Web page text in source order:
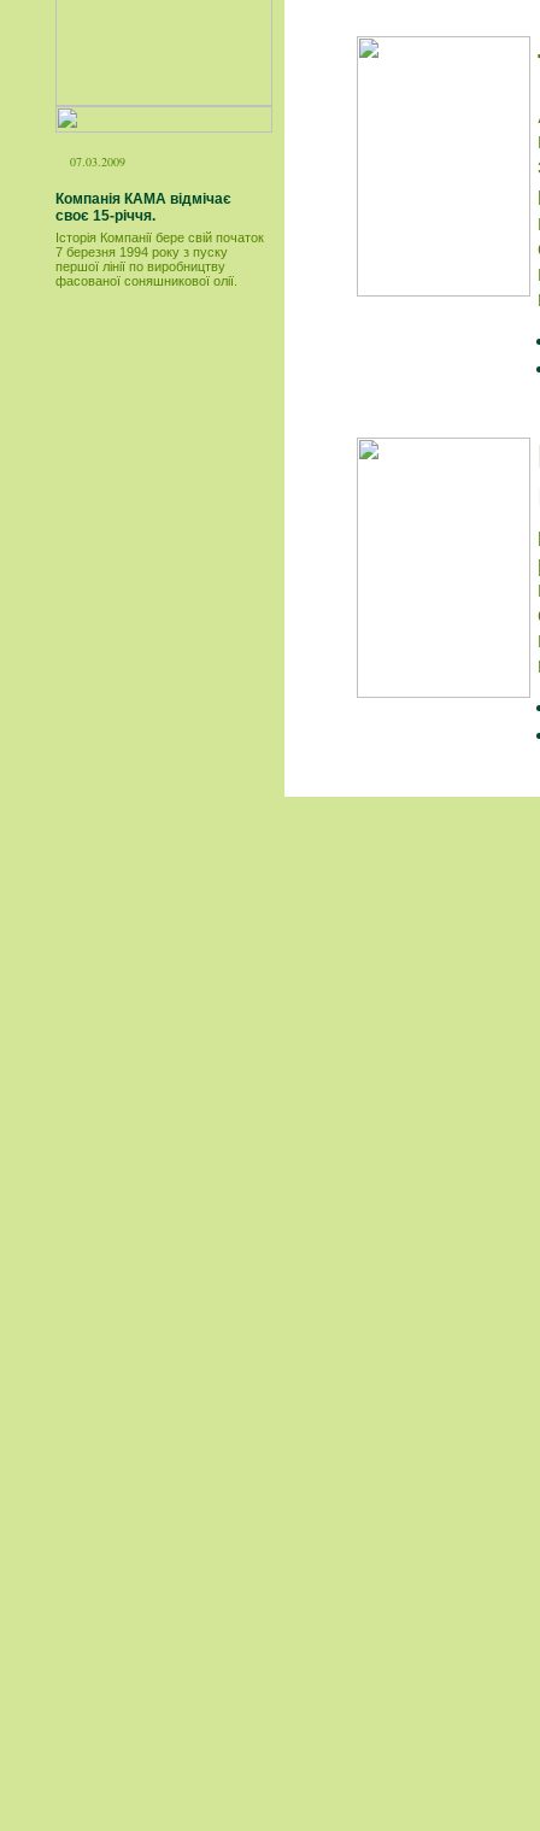
07.03.2009
Компанія КАМА відмічає
своє 15-річчя.
Історія Компанії бере свій початок
7 березня 1994 року з пуску
першої лінії по виробництву
фасованої соняшникової олії.